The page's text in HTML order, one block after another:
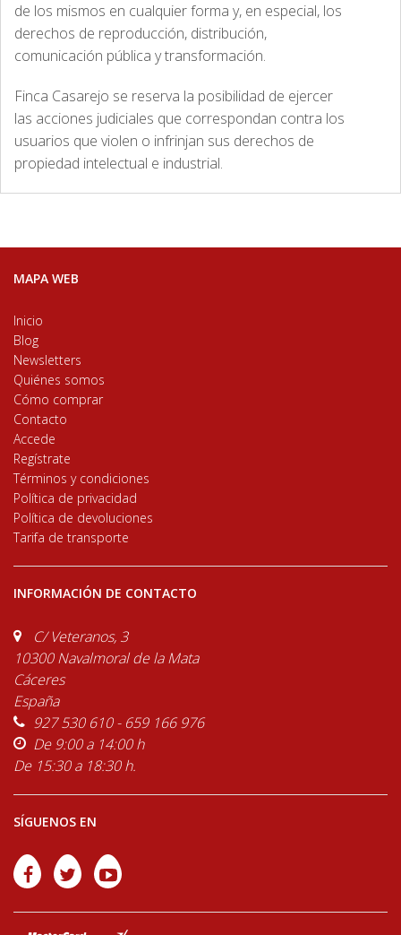
de los mismos en cualquier forma y, en especial, los
derechos de reproducción, distribución,
comunicación pública y transformación.
Finca Casarejo se reserva la posibilidad de ejercer
las acciones judiciales que correspondan contra los
usuarios que violen o infrinjan sus derechos de
propiedad intelectual e industrial.
MAPA WEB
Inicio
Blog
Newsletters
Quiénes somos
Cómo comprar
Contacto
Accede
Regístrate
Términos y condiciones
Política de privacidad
Política de devoluciones
Tarifa de transporte
INFORMACIÓN DE CONTACTO
C/ Veteranos, 3
10300 Navalmoral de la Mata
Cáceres
España
927 530 610 - 659 166 976
De 9:00 a 14:00 h
De 15:30 a 18:30 h.
SÍGUENOS EN